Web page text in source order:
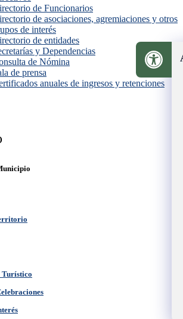
de Funcionarios
de asociaciones, agremiaciones y otros
de interés
de entidades
y Dependencias
de Nómina
de prensa
anuales de ingresos y retenciones